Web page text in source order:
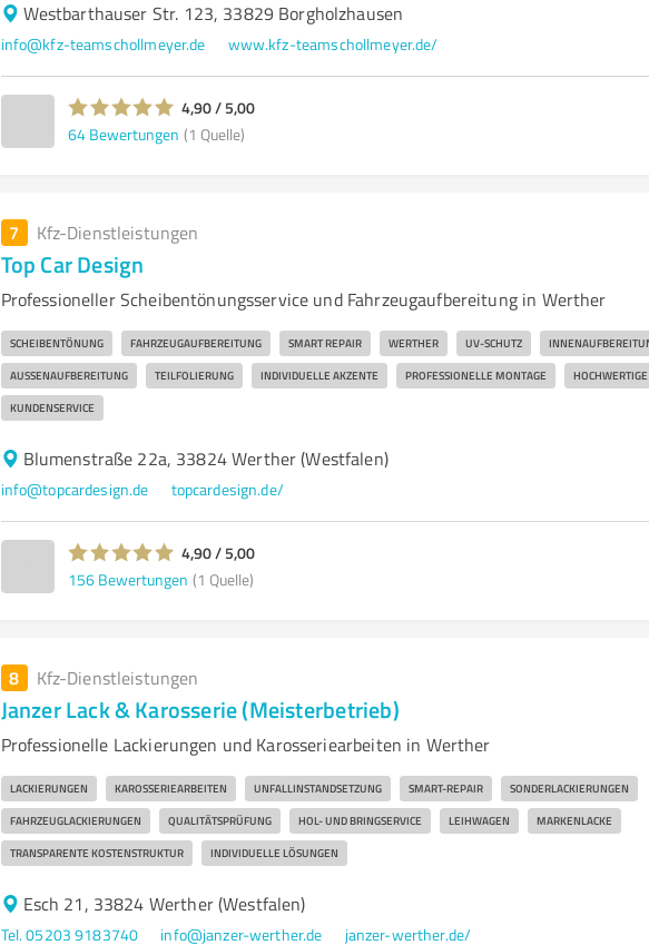
Westbarthauser Str. 123, 33829 Borgholzhausen
info@kfz-teamschollmeyer.de www.kfz-teamschollmeyer.de/
4,90 / 5,00
64 Bewertungen (1 Quelle)
7 Kfz-Dienstleistungen
Top Car Design
Professioneller Scheibentönungsservice und Fahrzeugaufbereitung in Werther
SCHEIBENTÖNUNG FAHRZEUGAUFBEREITUNG SMART REPAIR WERTHER UV-SCHUTZ
AUSSENAUFBEREITUNG TEILFOLIERUNG INDIVIDUELLE AKZENTE PROFESSIONELLE MONTAGE
KUNDENSERVICE
Blumenstraße 22a, 33824 Werther (Westfalen)
info@topcardesign.de topcardesign.de/
4,90 / 5,00
156 Bewertungen (1 Quelle)
8 Kfz-Dienstleistungen
Janzer Lack & Karosserie (Meisterbetrieb)
Professionelle Lackierungen und Karosseriearbeiten in Werther
LACKIERUNGEN KAROSSERIEARBEITEN UNFALLINSTANDSETZUNG SMART-REPAIR SONDERLACKIERUNGEN
FAHRZEUGLACKIERUNGEN QUALITÄTSPRÜFUNG HOL- UND BRINGSERVICE LEIHWAGEN MARKENLACKE
TRANSPARENTE KOSTENSTRUKTUR INDIVIDUELLE LÖSUNGEN
Esch 21, 33824 Werther (Westfalen)
Tel. 05203 9183740 info@janzer-werther.de janzer-werther.de/